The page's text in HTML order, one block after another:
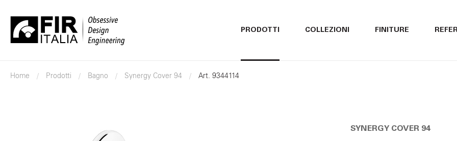
PRODOTTI COLLEZIONI FINITURE
Home Prodotti Bagno Synergy Cover 94 Art. 9344114
SYNERGY COVER 94
ITALIANO
ITALIANO